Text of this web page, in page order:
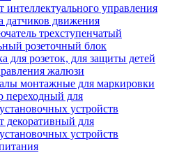
интеллектуального управления
датчиков движения
трехступенчатый
розеточный блок
для розеток, для защиты детей
жалюзи
монтажные для маркировки
переходный для
устройств
декоративный для
устройств